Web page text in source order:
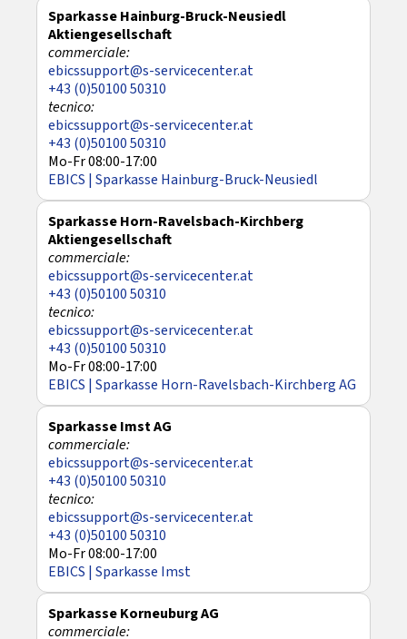
Sparkasse Hainburg-Bruck-Neusiedl
Aktiengesellschaft
ebicssupport@s-servicecenter.at
+43 (0)50100 50310
ebicssupport@s-servicecenter.at
+43 (0)50100 50310
Mo-Fr 08:00-17:00
EBICS | Sparkasse Hainburg-Bruck-Neusiedl
Sparkasse Horn-Ravelsbach-Kirchberg
Aktiengesellschaft
ebicssupport@s-servicecenter.at
+43 (0)50100 50310
ebicssupport@s-servicecenter.at
+43 (0)50100 50310
Mo-Fr 08:00-17:00
EBICS | Sparkasse Horn-Ravelsbach-Kirchberg AG
Sparkasse Imst AG
ebicssupport@s-servicecenter.at
+43 (0)50100 50310
ebicssupport@s-servicecenter.at
+43 (0)50100 50310
Mo-Fr 08:00-17:00
EBICS | Sparkasse Imst
Sparkasse Korneuburg AG